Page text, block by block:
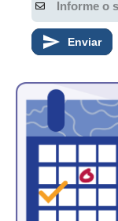
CONTATO
CADASTRO
ASSOCIE-SE
ATUALIZAÇÃO
Enviar